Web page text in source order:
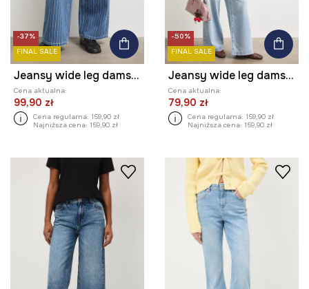
-37%
FINAL SALE
Jeansy wide leg damskie
Cena aktualna:
99,90 zł
Cena regularna: 159,90 zł
Najniższa cena: 159,90 zł
-50%
FINAL SALE
Jeansy wide leg damskie
Cena aktualna:
79,90 zł
Cena regularna: 159,90 zł
Najniższa cena: 159,90 zł